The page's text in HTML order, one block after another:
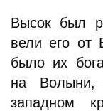
Высок был
вели его от
было их
на
западном